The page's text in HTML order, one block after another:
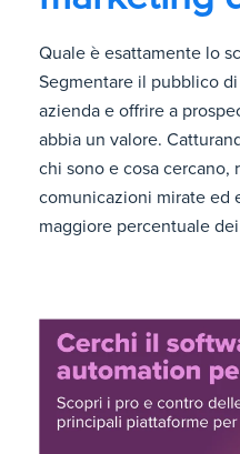
Quale è esattamente lo
Segmentare il pubblico
azienda e offrire a
abbia un valore.
chi sono e cosa cercano,
comunicazioni mirate ed
maggiore percentuale